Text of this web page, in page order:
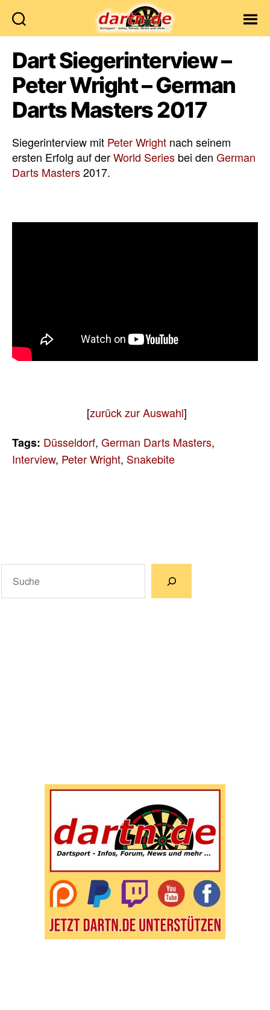
Dart Siegerinterview –
Peter Wright – German
Darts Masters 2017
Siegerinterview mit Peter Wright nach seinem
ersten Erfolg auf derWorld Series bei den German
Darts Masters2017.
[zurück zur Auswahl]
Tags: Düsseldorf, German Darts Masters,
Interview, Peter Wright, Snakebite